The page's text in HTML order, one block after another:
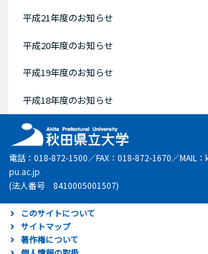
平成21年度のお知らせ
平成20年度のお知らせ
平成19年度のお知らせ
平成18年度のお知らせ
電話：018-872-1500／FAX：018-872-1670／MAIL
pu.ac.jp
(法人番号 8410005001507)
このサイトについて
サイトマップ
著作権について